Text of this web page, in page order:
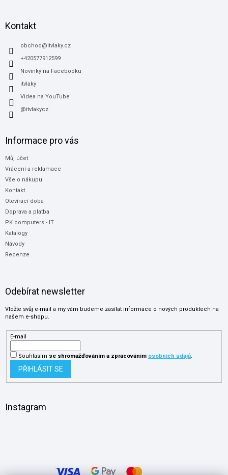
Kontakt
obchod @itvlaky.cz
+420577912599
Novinky na Facebooku
itvlaky
Videa na YouTube
@itvlakycz
Informace pro vás
Můj účet
Vrácení a reklamace
Vše o nákupu
Kontakt
Otevírací doba
Doprava a platba
PK computers - IT
Katalogy
Návody
Recenze
Odebírat newsletter
Vložte svůj e-mail a my vám budeme zasílat informace o nových produktech na
našem e-shopu.
E-mail
Souhlasím se shromažďováníma zpracováním osobních údajů.
PŘIHLÁSIT SE
Instagram